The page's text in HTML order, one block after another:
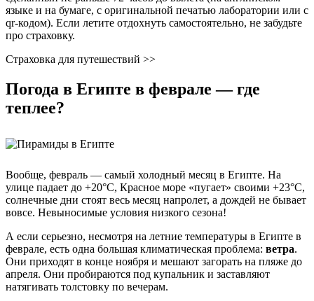
языке и на бумаге, с оригинальной печатью лаборатории или с
qr-кодом). Если летите отдохнуть самостоятельно, не забудьте
про страховку.
Страховка для путешествий >>
Погода в Египте в феврале — где
теплее?
Вообще, февраль — самый холодный месяц в Египте. На
улице падает до +20°С, Красное море «пугает» своими +23°С,
солнечные дни стоят весь месяц напролет, а дождей не бывает
вовсе. Невыносимые условия низкого сезона!
А если серьезно, несмотря на летние температуры в Египте в
феврале, есть одна большая климатическая проблема: ветра.
Они приходят в конце ноября и мешают загорать на пляже до
апреля. Они пробираются под купальник и заставляют
натягивать толстовку по вечерам.